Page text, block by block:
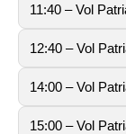
11:40 – Vol
12:40 – Vol
14:00 – Vol
15:00 – Vol